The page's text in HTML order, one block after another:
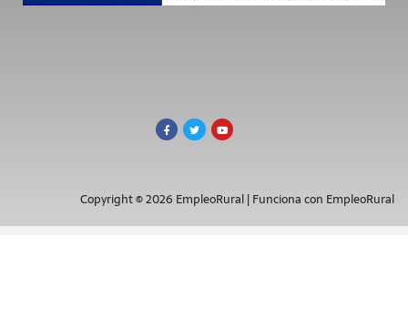
Copyright © 2026 EmpleoRural | Funciona con EmpleoRural